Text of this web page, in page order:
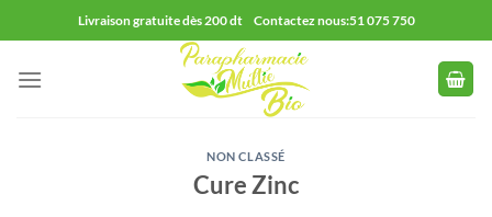
au
contenu
Livraison gratuite dès 200 dt Contactez nous:51 075 750
NON CLASSÉ
Cure Zinc